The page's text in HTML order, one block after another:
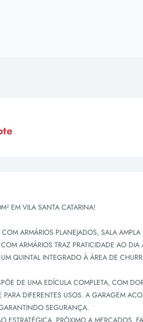
EM VILA SANTA CATARINA!
ARMÁRIOS PLANEJADOS, SALA AMPLA
ARMÁRIOS TRAZ PRATICIDADE AO
QUINTAL INTEGRADO À ÁREA DE
DE UMA EDÍCULA COMPLETA, COM
PARA DIFERENTES USOS. A GARAGEM
SEGURANÇA.
ESTRATÉGICA, PRÓXIMO A MERCADOS,